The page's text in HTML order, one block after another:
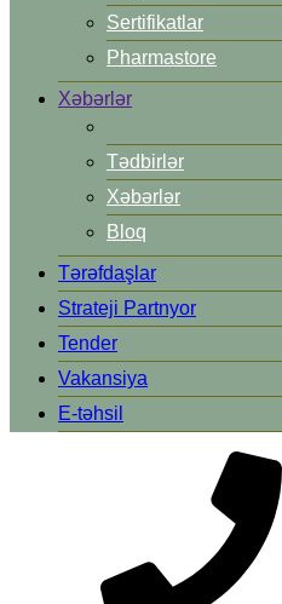
Sertifikatlar
Pharmastore
Xəbərlər
Tədbirlər
Xəbərlər
Bloq
Tərəfdaşlar
Strateji Partnyor
Tender
Vakansiya
E-təhsil